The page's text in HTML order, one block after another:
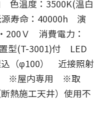
色温度：3500K(温白
寿命：40000h 演
200Ｖ 消費電力：
型(T-3001)付 LED
（φ100） 近接照射
※屋内専用 ※取
熱施工天井）使用不